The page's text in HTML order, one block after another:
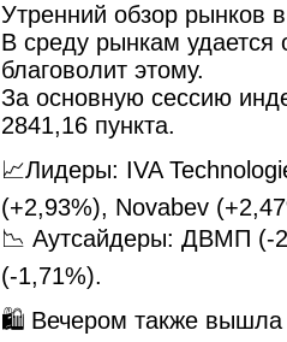
Утренний обзор рынков
В среду рынкам удается
благоволит этому.
За основную сессию
2841,16 пункта.
📈Лидеры: IVA
(+2,93%), Novabev
📉 Аутсайдеры: ДВМП (-
(-1,71%).
🛍 Вечером также вышла